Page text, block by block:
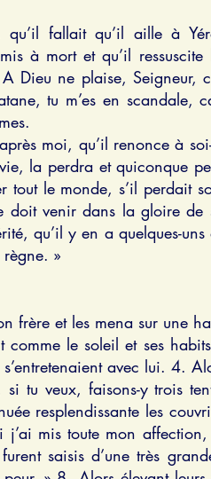
fallait qu’il aille à
à mort et qu’il
Dieu ne plaise, Seigneur,
tu m’es en scandale,
moi, qu’il renonce à
la perdra et quiconque
le monde, s’il perdait
venir dans la gloire de
qu’il y en a quelques-
»
frère et les mena sur une
le soleil et ses
avec lui. 4.
tu veux, faisons-y trois
resplendissante les
mis toute mon
saisis d’une très